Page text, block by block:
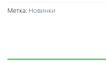
Метка: Новинки